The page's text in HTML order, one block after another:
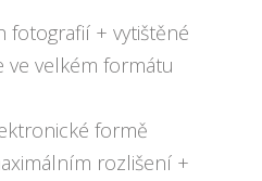
fotografií + vytištěné
ve velkém formátu
formě
rozlišení +